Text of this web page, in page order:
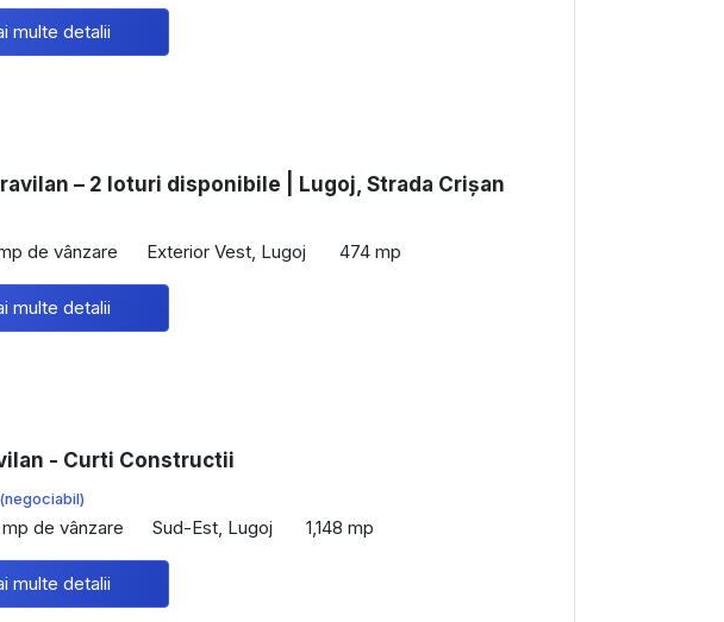
multe detalii
– 2 loturi disponibile | Lugoj, Strada Crișan
de vânzare Exterior Vest, Lugoj 474 mp
multe detalii
- Curti Constructii
(negociabil)
mp de vânzare Sud-Est, Lugoj 1,148 mp
multe detalii